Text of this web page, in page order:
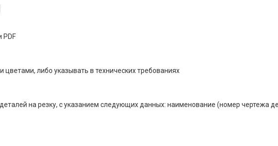
PDF
либо указывать в технических требованиях
на резку, с указанием следующих данных: наименование (номер чертежа